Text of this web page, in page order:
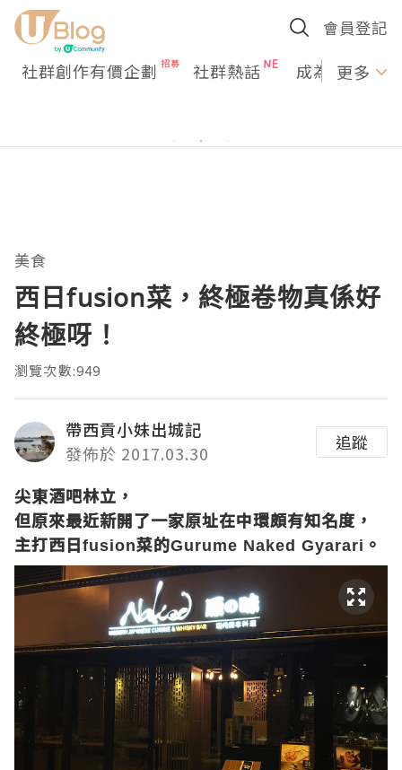
會員登記
社群創作有價企劃 社群熱話 成為U更多
美食
西日fusion菜，終極卷物真係好
終極呀！
瀏覽次數:949
帶西貢小妹出城記
發佈於 2017.03.30
追蹤
尖東酒吧林立，
但原來最近新開了一家原址在中環頗有知名度，
主打西日fusion菜的Gurume Naked Gyarari 。